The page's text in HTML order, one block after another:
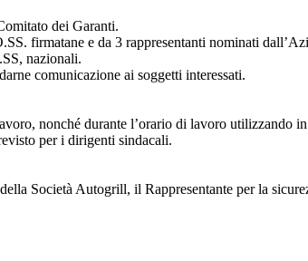
dei Garanti.
firmatane e da 3 rappresentanti nominati
nazionali.
comunicazione ai soggetti interessati.
nonché durante l’orario di lavoro utilizzando
per i dirigenti sindacali.
Società Autogrill, il Rappresentante per la